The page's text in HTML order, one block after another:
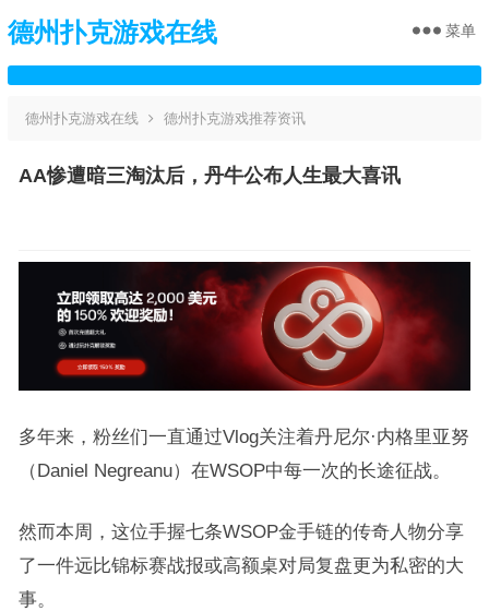
德州扑克游戏在线 菜单
德州扑克游戏在线 德州扑克游戏推荐资讯
AA惨遭暗三淘汰后，丹牛公布人生最大喜讯
多年来，粉丝们一直通过Vlog关注着丹尼尔·内格里亚努
（Daniel Negreanu）在WSOP中每一次的长途征战。
然而本周，这位手握七条WSOP金手链的传奇人物分享
了一件远比锦标赛战报或高额桌对局复盘更为私密的大
事。